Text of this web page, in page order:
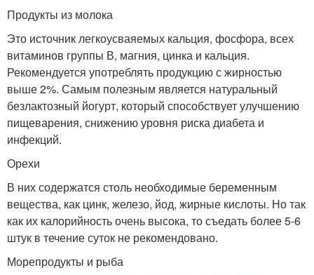
Продукты из молока
Это источник легкоусваяемых кальция, фосфора, всех
витаминов группы В, магния, цинка и кальция.
Рекомендуется употреблять продукцию с жирностью
выше 2%. Самым полезным является натуральный
безлактозный йогурт, который способствует улучшению
пищеварения, снижению уровня риска диабета и
инфекций.
Орехи
В них содержатся столь необходимые беременным
вещества, как цинк, железо, йод, жирные кислоты. Но так
как их калорийность очень высока, то съедать более 5-6
штук в течение суток не рекомендовано.
Морепродукты и рыба